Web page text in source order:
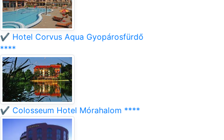
✔️ Hotel Corvus Aqua Gyopárosfürdő
****
✔️ Colosseum Hotel Mórahalom ****